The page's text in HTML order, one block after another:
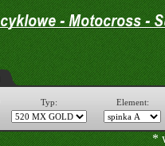
Typ: Element:
*